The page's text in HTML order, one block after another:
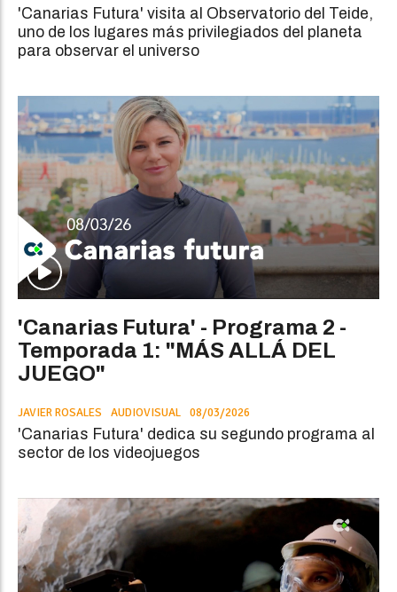
'Canarias Futura' visita al Observatorio del Teide,
uno de los lugares más privilegiados del planeta
para observar el universo
'Canarias Futura' - Programa 2 -
Temporada 1: "MÁS ALLÁ DEL
JUEGO"
JAVIER ROSALES AUDIOVISUAL 08/03/2026
'Canarias Futura' dedica su segundo programa al
sector de los videojuegos